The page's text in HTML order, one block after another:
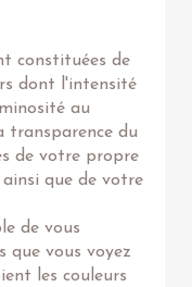
constituées de
dont l'intensité
au
transparence du
de votre propre
que de votre
de vous
que vous voyez
les couleurs